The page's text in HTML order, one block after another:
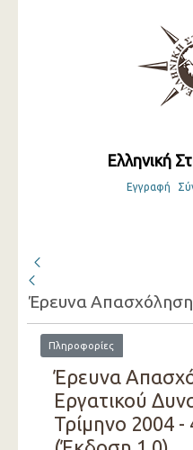
Ελληνική
Εγγραφή
Πληροφορίες
Έρευνα
Εργατικού
Τρίμηνο 2004 -